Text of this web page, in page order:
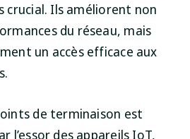
crucial. Ils améliorent non
du réseau, mais
un accès efficace aux
de terminaison est
l’essor des appareils IoT,